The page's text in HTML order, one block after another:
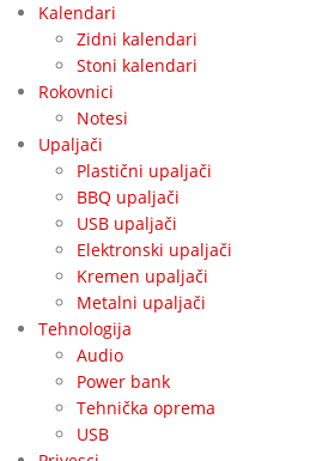
Kalendari
Zidni kalendari
Stoni kalendari
Rokovnici
Notesi
Upaljači
Plastični upaljači
BBQ upaljači
USB upaljači
Elektronski upaljači
Kremen upaljači
Metalni upaljači
Tehnologija
Audio
Power bank
Tehnička oprema
USB